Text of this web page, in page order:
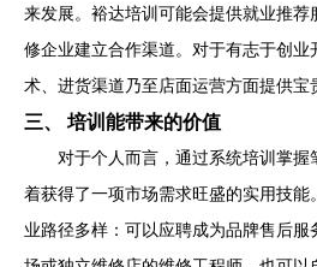
来发展。裕达培训可能会提供就业推
修企业建立合作渠道。对于有志于创
术、进货渠道乃至店面运营方面提供宝
三、 培训能带来的价值
对于个人而言，通过系统培训掌
着获得了一项市场需求旺盛的实用技能
业路径多样：可以应聘成为品牌售后